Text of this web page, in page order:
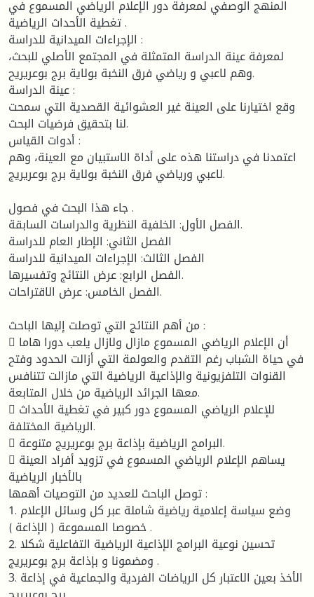
المنهج الوصفي لمعرفة دور الإعلام الرياضي المسموع في
تغطية الأحداث الرياضية .
الإجراءات الميدانية للدراسة :
لمعرفة عينة الدراسة المتمثلة في المجتمع الأصلي للبحث،
وهم لاعبي و رياضي فرق النخبة بولاية برج بوعريريح.
عينة الدراسة :
وقع اختيارنا على العينة غير العشوائية القصدية التي سمحت
لنا بتحقيق فرضيات البحث.
أدوات القياس :
اعتمدنا في دراستنا هذه على أداة الاستبيان مع العينة، وهم
لاعبي ورياضي فرق النخبة بولاية برج بوعريريج.
جاء هذا البحث في فصول .
الفصل الأول: الخلفية النظرية والدراسات السابقة.
الفصل الثاني: الإطار العام للدراسة
الفصل الثالث: الإجراءات الميدانية للدراسة
الفصل الرابع: عرض النتائج وتفسيرها.
الفصل الخامس: عرض الاقتراحات.
من أهم النتائج التي توصلت إليها الباحث :
 أن الإعلام الرياضي المسموع مازال ولازال يلعب دورا هاما
في حياة الشباب رغم التقدم والعولمة التي أزالت الحدود وفتح
القنوات التلفزيونية والإذاعية الرياضية التي مازالت تتنافس
معها الجرائد الرياضية من خلال المتابعة.
 للإعلام الرياضي المسموع دور كبير في تغطية الأحداث
الرياضية المختلفة.
 البرامج الرياضية بإذاعة برج بوعريريج متنوعة.
 يساهم الإعلام الرياضي المسموع في تزويد أفراد العينة
بالأخبار الرياضية
توصل الباحث للعديد من التوصيات أهمها :
1. وضع سياسة إعلامية رياضية شاملة عبر كل وسائل الإعلام
خصوصا المسموعة ( الإذاعة ) .
2. تحسين نوعية البرامج الإذاعية الرياضية التفاعلية شكلا
ومضمونا و بإذاعة برج بوعريريج .
3. الأخذ بعين الاعتبار كل الرياضات الفردية والجماعية في إذاعة